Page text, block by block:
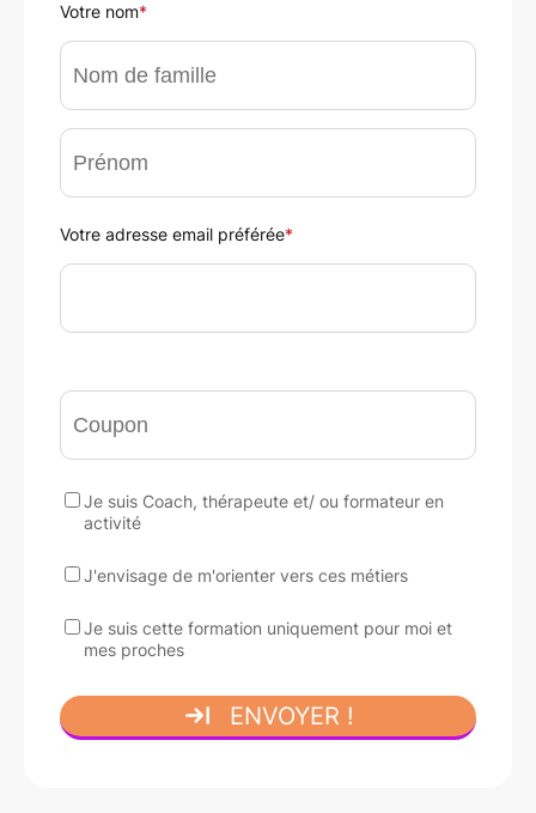
Votre nom*
Votre adresse email préférée*
Je suis Coach, thérapeute et/ ou formateur en
activité
J'envisage de m'orienter vers ces métiers
Je suis cette formation uniquement pour moi et
mes proches
ENVOYER !